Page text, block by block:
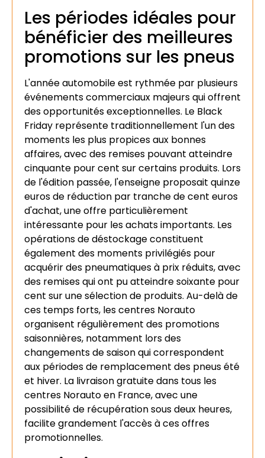
Les périodes idéales pour
bénéficier des meilleures
promotions sur les pneus
L'année automobile est rythmée par plusieurs
événements commerciaux majeurs qui offrent
des opportunités exceptionnelles. Le Black
Friday représente traditionnellement l'un des
moments les plus propices aux bonnes
affaires, avec des remises pouvant atteindre
cinquante pour cent sur certains produits. Lors
de l'édition passée, l'enseigne proposait quinze
euros de réduction par tranche de cent euros
d'achat, une offre particulièrement
intéressante pour les achats importants. Les
opérations de déstockage constituent
également des moments privilégiés pour
acquérir des pneumatiques à prix réduits, avec
des remises qui ont pu atteindre soixante pour
cent sur une sélection de produits. Au-delà de
ces temps forts, les centres Norauto
organisent régulièrement des promotions
saisonnières, notamment lors des
changements de saison qui correspondent
aux périodes de remplacement des pneus été
et hiver. La livraison gratuite dans tous les
centres Norauto en France, avec une
possibilité de récupération sous deux heures,
facilite grandement l'accès à ces offres
promotionnelles.